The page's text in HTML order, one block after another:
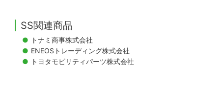
SS関連商品
トナミ商事株式会社
ENEOSトレーディング株式会社
トヨタモビリティパーツ株式会社